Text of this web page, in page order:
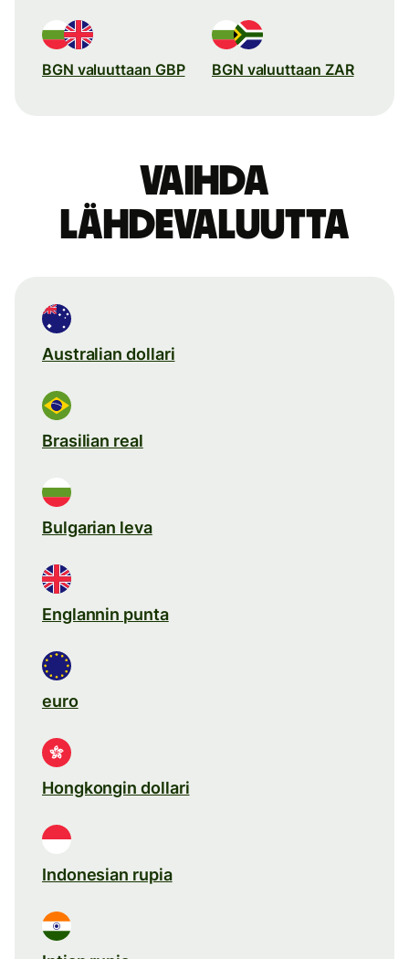
BGN valuuttaan GBP BGN valuuttaan ZAR
Vaihda
lähdevaluutta
Australian dollari
Brasilian real
Bulgarian leva
Englannin punta
euro
Hongkongin dollari
Indonesian rupia